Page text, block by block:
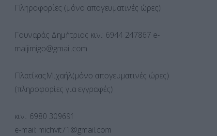
Πληροφορίες (μόνο απογευματινές ώρες)
Γουναράς Δημήτριος κιν.: 6944 247867 e-
maijimigo@gmail.com
ΠλατίκαςΜιχαήλ(μόνο απογευματινές ώρες)
(πληροφορίες για εγγραφές)
κιν.: 6980 309691
e-mail: michvit71@gmail.com